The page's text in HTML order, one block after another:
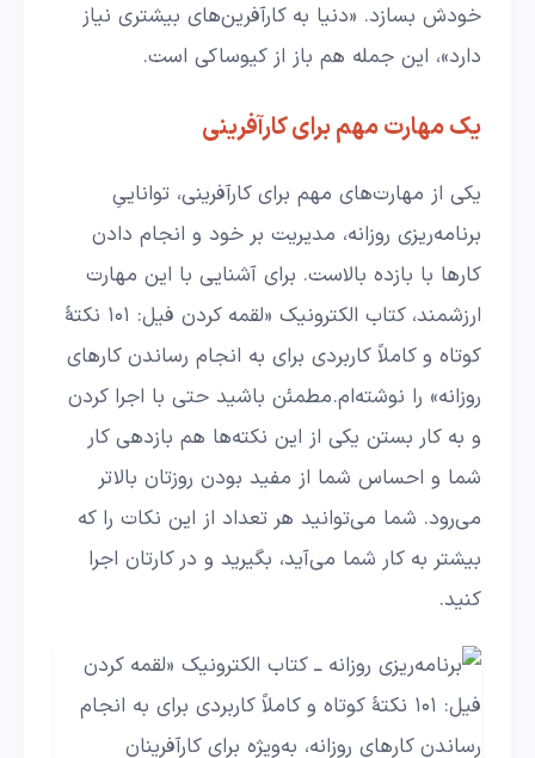
خودش بسازد. «دنیا به کارآفرین‌های بیشتری نیاز
دارد»، این جمله هم باز از کیوساکی است.
یک مهارت مهم برای کارآفرینی
یکی از مهارت‌های مهم برای کارآفرینی، تواناییِ
برنامه‌ریزی روزانه، مدیریت بر خود و انجام دادن
کارها با بازده بالاست. برای آشنایی با این مهارت
ارزشمند، کتاب الکترونیک «لقمه کردن فیل: ۱۰۱ نکتۀ
کوتاه و کاملاً کاربردی برای به انجام رساندن کارهای
روزانه» را نوشته‌ام. مطمئن باشید حتی با اجرا کردن
و به کار بستن یکی از این نکته‌ها هم بازدهی کار
شما و احساس شما از مفید بودن روزتان بالاتر
می‌رود. شما می‌توانید هر تعداد از این نکات را که
بیشتر به کار شما می‌آید، بگیرید و در کارتان اجرا
کنید.